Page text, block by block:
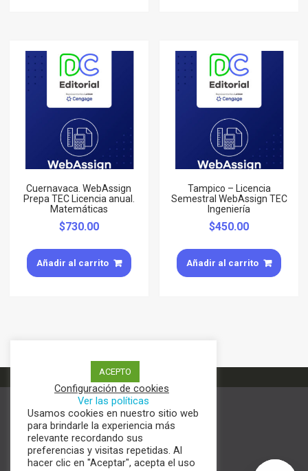
Cuernavaca. WebAssign
Prepa TEC Licencia anual.
Matemáticas
$730.00
Añadir al carrito
Tampico – Licencia
Semestral WebAssign TEC
Ingeniería
$450.00
Añadir al carrito
Términos y condiciones
Aviso de Privacidad
Política de cookies
ACEPTO
Configuración de cookies
Ver las políticas
Usamos cookies en nuestro sitio web
para brindarle la experiencia más
relevante recordando sus
preferencias y visitas repetidas. Al
hacer clic en "Aceptar", acepta el uso